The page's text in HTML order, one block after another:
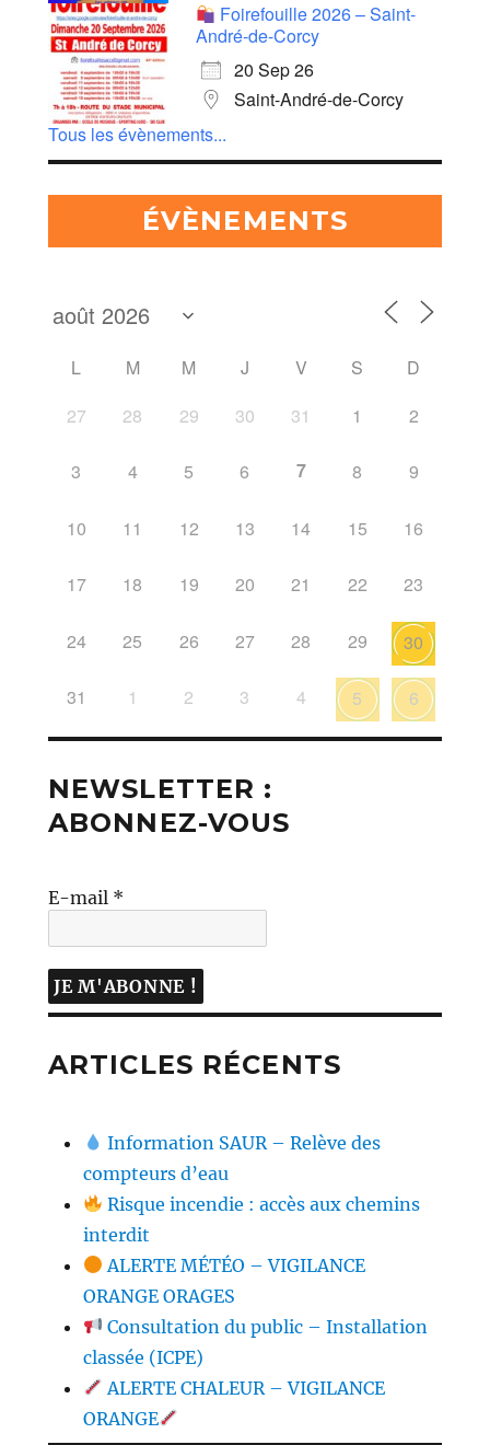
Foirefouille 2026 – Saint-
André-de-Corcy
20 Sep 26
Saint-André-de-Corcy
Tous les évènements...
ÉVÈNEMENTS
L M M J V S
D
27
28 29 30 31 1 2
3 4 5 6 7 8 9
10 11 12 13 14 15 16
17 18 19 20 21 22 23
24 25 26 27 28 29 30
31 1 2 3 4 5 6
NEWSLETTER :
ABONNEZ-VOUS
E-mail *
ARTICLES RÉCENTS
Information SAUR – Relève des
compteurs d’eau
Risque incendie : accès aux chemins
interdit
ALERTE MÉTÉO – VIGILANCE
ORANGE ORAGES
Consultation du public – Installation
classée (ICPE)
ALERTE CHALEUR – VIGILANCE
ORANGE